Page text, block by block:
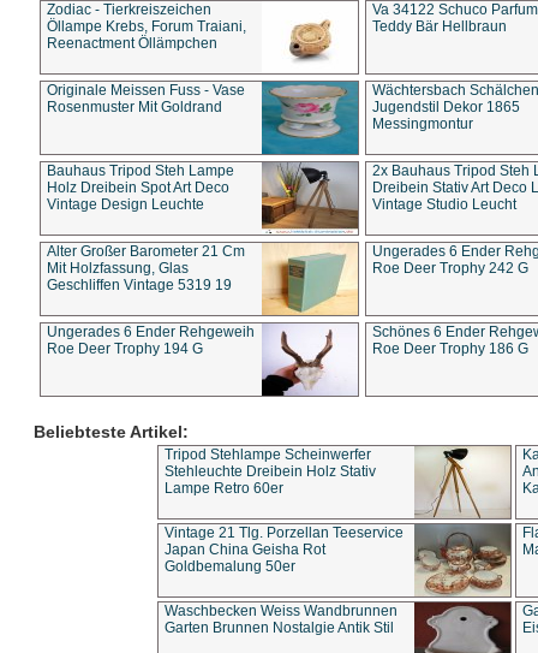
Zodiac - Tierkreiszeichen
Öllampe Krebs, Forum Traiani,
Reenactment Öllämpchen
Va 34122 Schuco
Teddy Bär Hellbraun
Originale Meissen Fuss - Vase
Rosenmuster Mit Goldrand
Wächtersbach Schälchen
Jugendstil Dekor 1865
Messingmontur
Bauhaus Tripod Steh Lampe
Holz Dreibein Spot Art Deco
Vintage Design Leuchte
2x Bauhaus Tripod Steh
Dreibein Stativ Art Deco
Vintage Studio Leucht
Alter Großer Barometer 21 Cm
Mit Holzfassung, Glas
Geschliffen Vintage 5319 19
Ungerades 6 Ender
Roe Deer Trophy 242 G
Ungerades 6 Ender Rehgeweih
Roe Deer Trophy 194 G
Schönes 6 Ender
Roe Deer Trophy 186 G
Beliebteste Artikel:
Tripod Stehlampe Scheinwerfer
Stehleuchte Dreibein Holz Stativ
Lampe Retro 60er
Vintage 21 Tlg. Porzellan Teeservice
Japan China Geisha Rot
Goldbemalung 50er
Waschbecken Weiss Wandbrunnen
Garten Brunnen Nostalgie Antik Stil